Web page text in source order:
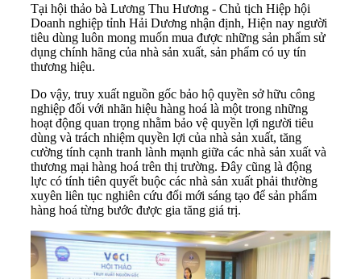
Tại hội thảo bà Lương Thu Hương - Chủ tịch Hiệp hội
Doanh nghiệp tỉnh Hải Dương nhận định, Hiện nay người
tiêu dùng luôn mong muốn mua được những sản phẩm sử
dụng chính hãng của nhà sản xuất, sản phẩm có uy tín
thương hiệu.
Do vậy, truy xuất nguồn gốc bảo hộ quyền sở hữu công
nghiệp đối với nhãn hiệu hàng hoá là một trong những
hoạt động quan trọng nhằm bảo vệ quyền lợi người tiêu
dùng và trách nhiệm quyền lợi của nhà sản xuất, tăng
cường tính cạnh tranh lành mạnh giữa các nhà sản xuất và
thương mại hàng hoá trên thị trường. Đây cũng là động
lực có tính tiên quyết buộc các nhà sản xuất phải thường
xuyên liên tục nghiên cứu đổi mới sáng tạo để sản phẩm
hàng hoá từng bước được gia tăng giá trị.